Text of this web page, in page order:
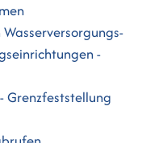
-
Grenzfeststellung